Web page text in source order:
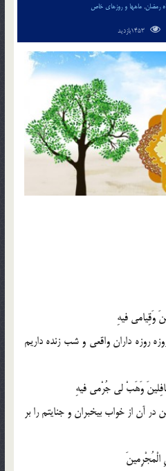
رمضان, ماهها و روزهای خاص
وَقِیامى فیهِ
روزه داران واقعى و شب زنده داریم
وَهَبْ لى جُرْمى فیهِ
در آن از خواب بیخبران و جنایتم را بر
الْمُجْرِمینَ